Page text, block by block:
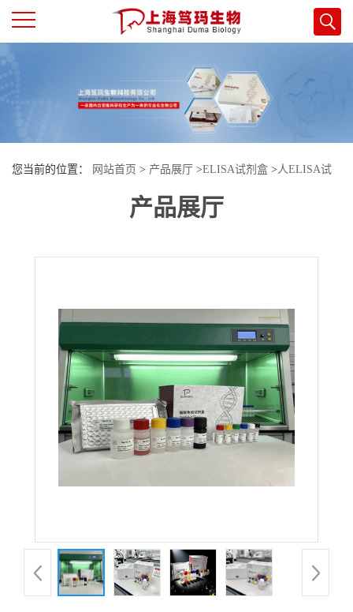
页
司
品
您当前的位置： 网站首页 > 产品展厅 >ELISA试剂盒 >人ELISA试
人（Human）神经元烯醇化酶（NSE）ELISA检测试剂盒
产品展厅